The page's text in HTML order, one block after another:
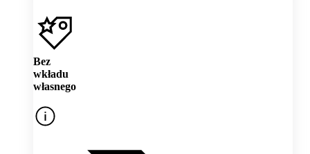
Bez
wkładu
własnego